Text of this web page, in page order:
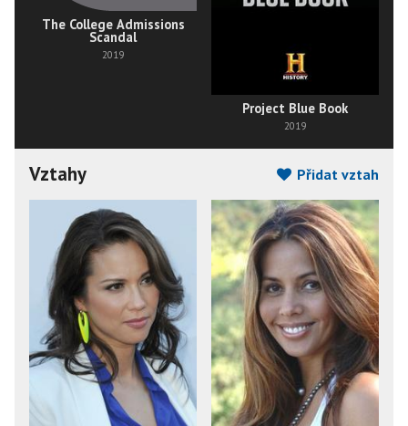
The College Admissions
Scandal
2019
Project Blue Book
2019
Vztahy Přidat vztah